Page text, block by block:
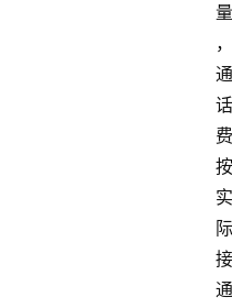
量
，
通
话
费
按
实
际
接
通